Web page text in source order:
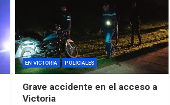
EN VICTORIA POLICIALES
Grave accidente en el acceso a
Victoria